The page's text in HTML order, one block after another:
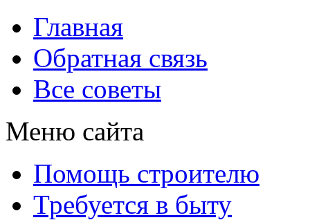
Главная
Обратная связь
Все советы
Меню сайта
Помощь строителю
Требуется в быту